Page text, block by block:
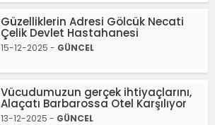
Güzelliklerin Adresi Gölcük Necati
Çelik Devlet Hastahanesi
15-12-2025 - GÜNCEL
Vücudumuzun gerçek ihtiyaçlarını,
Alaçatı Barbarossa Otel Karşılıyor
13-12-2025 - GÜNCEL